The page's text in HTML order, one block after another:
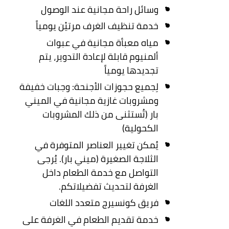
وسائل راحة مجانية عند الوصول
خدمة تنظيف الغرف مرتيْن يومياً
مياه معبأة مجانية في عبوات
ألمنيوم قابلة لإعادة التدوير، يتم
تجديدها يومياً
لِجميع حجوزات الأجنحة: وجبات خفيفة
ومشروبات غازية مجانية في الميني
بار (تُستثنى من ذلك المشروبات
الكحولية)
يُمكن تغيير العناصر المتوفرة في
الثلاجة الصغيرة (ميني بار). يُرجى
التواصل مع خدمة الطعام داخل
الغرفة لتحديث تفضيلاتكم.
فريق كونسيرج متعدد اللغات
خدمة تقديم الطعام في الغرفة على